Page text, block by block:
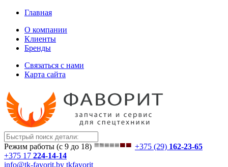
Главная
О компании
Клиенты
Бренды
Связаться с нами
Карта сайта
Режим работы (с 9 до 18) +375 (29) 162-23-65
+375 17 224-14-14
info@tk-favorit.by tkfavorit